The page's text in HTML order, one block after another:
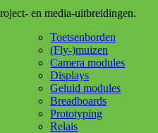
en media-uitbreidingen.
Toetsenborden
(Fly-)muizen
Camera modules
Displays
Geluid modules
Breadboards
Prototyping
Relais